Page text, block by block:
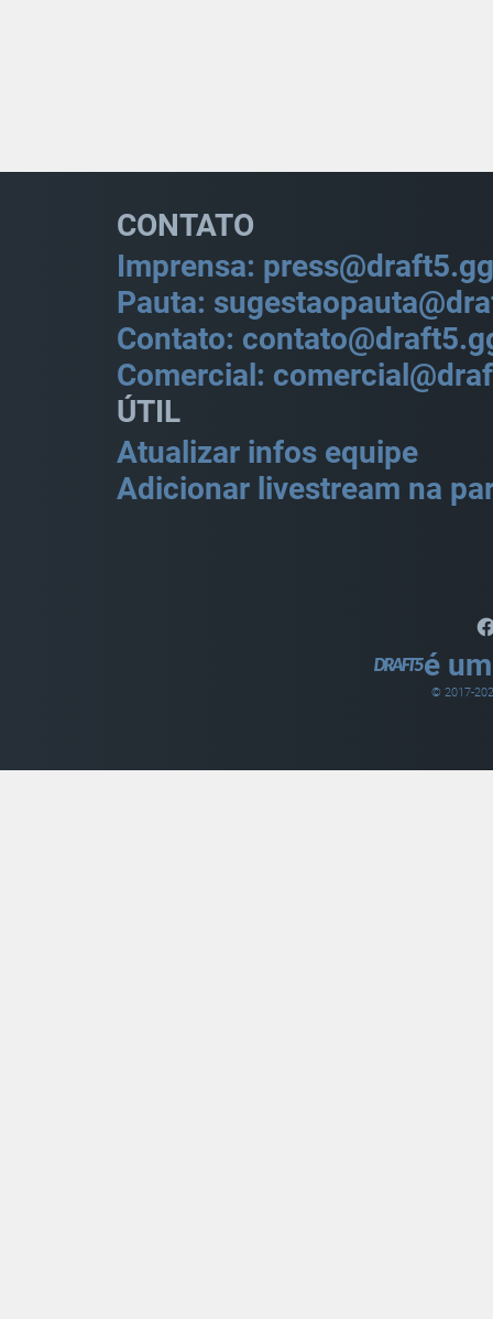
CONTATO
Imprensa: press@draft5.gg
Pauta:
Contato:
Comercial:
ÚTIL
Atualizar infos equipe
Adicionar livestream na
é
© 2017-